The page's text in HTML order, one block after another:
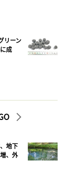
リーン
成
地下
、外